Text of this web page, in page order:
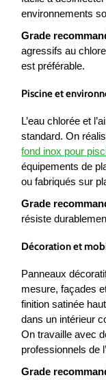
environnements
Grade
agressifs au
est préférable.
Piscine et
L’eau chlorée et
standard. On
fond inox pour
équipements de
ou fabriqués sur
Grade
résiste
Décoration et
Panneaux
mesure, façades
finition satinée
dans un intérieur
On travaille avec
professionnels de
Grade